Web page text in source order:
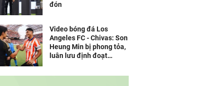
đón
Video bóng đá Los
Angeles FC - Chivas: Son
Heung Min bị phong tỏa,
luân lưu định đoạt